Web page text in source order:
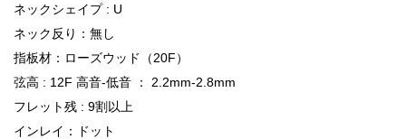
ネックシェイプ : U
ネック反り：無し
指板材：ローズウッド（20F）
弦高 : 12F 高音-低音 ： 2.2mm-2.8mm
フレット残 : 9割以上
インレイ：ドット